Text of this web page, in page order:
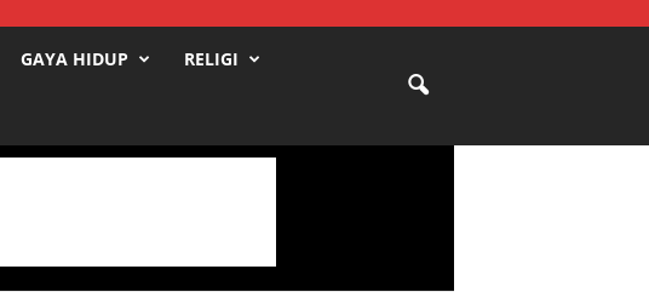
GAYA HIDUP RELIGI